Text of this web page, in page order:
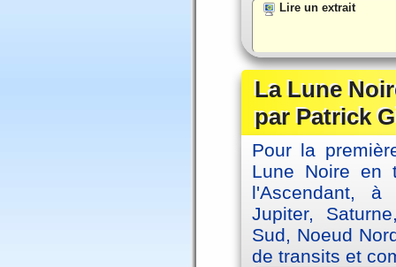
Lire un extrait
La Lune
par Patrick
Pour la
Lune Noire en
l'Ascendant,
Jupiter,
Sud, Noeud
de transits et